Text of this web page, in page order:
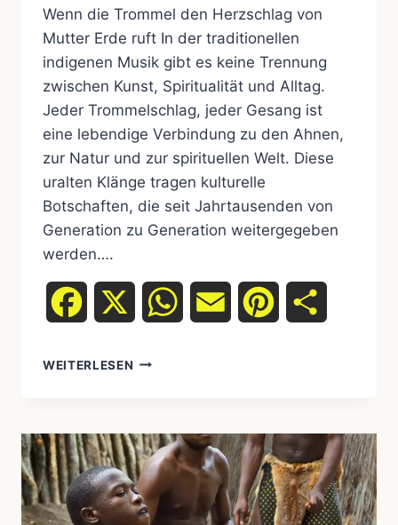
Wenn die Trommel den Herzschlag von
Mutter Erde ruft In der traditionellen
indigenen Musik gibt es keine Trennung
zwischen Kunst, Spiritualität und Alltag.
Jeder Trommelschlag, jeder Gesang ist
eine lebendige Verbindung zu den Ahnen,
zur Natur und zur spirituellen Welt. Diese
uralten Klänge tragen kulturelle
Botschaften, die seit Jahrtausenden von
Generation zu Generation weitergegeben
werden….
Facebook WhatsAppEmail Pinterest
WEITERLESEN INDIGENE
UND
KULTURELLE
BOTSCHAFTEN